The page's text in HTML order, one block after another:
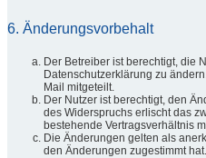
6. Änderungsvorbehalt
Der Betreiber ist berechtigt, die
Datenschutzerklärung zu
Mail mitgeteilt.
Der Nutzer ist berechtigt, den
des Widerspruchs erlischt das
bestehende Vertragsverhältnis
Die Änderungen gelten als
den Änderungen zugestimmt hat.